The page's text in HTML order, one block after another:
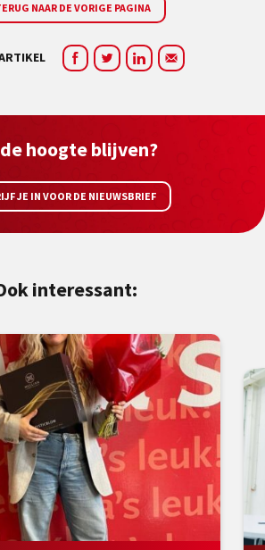
NAAR DE VORIGE PAGINA
hoogte blijven?
JE IN VOOR DE NIEUWSBRIEF
interessant: